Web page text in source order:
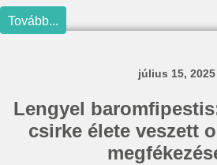
Tovább...
július 15, 2025
Lengyel
csirke élete veszett